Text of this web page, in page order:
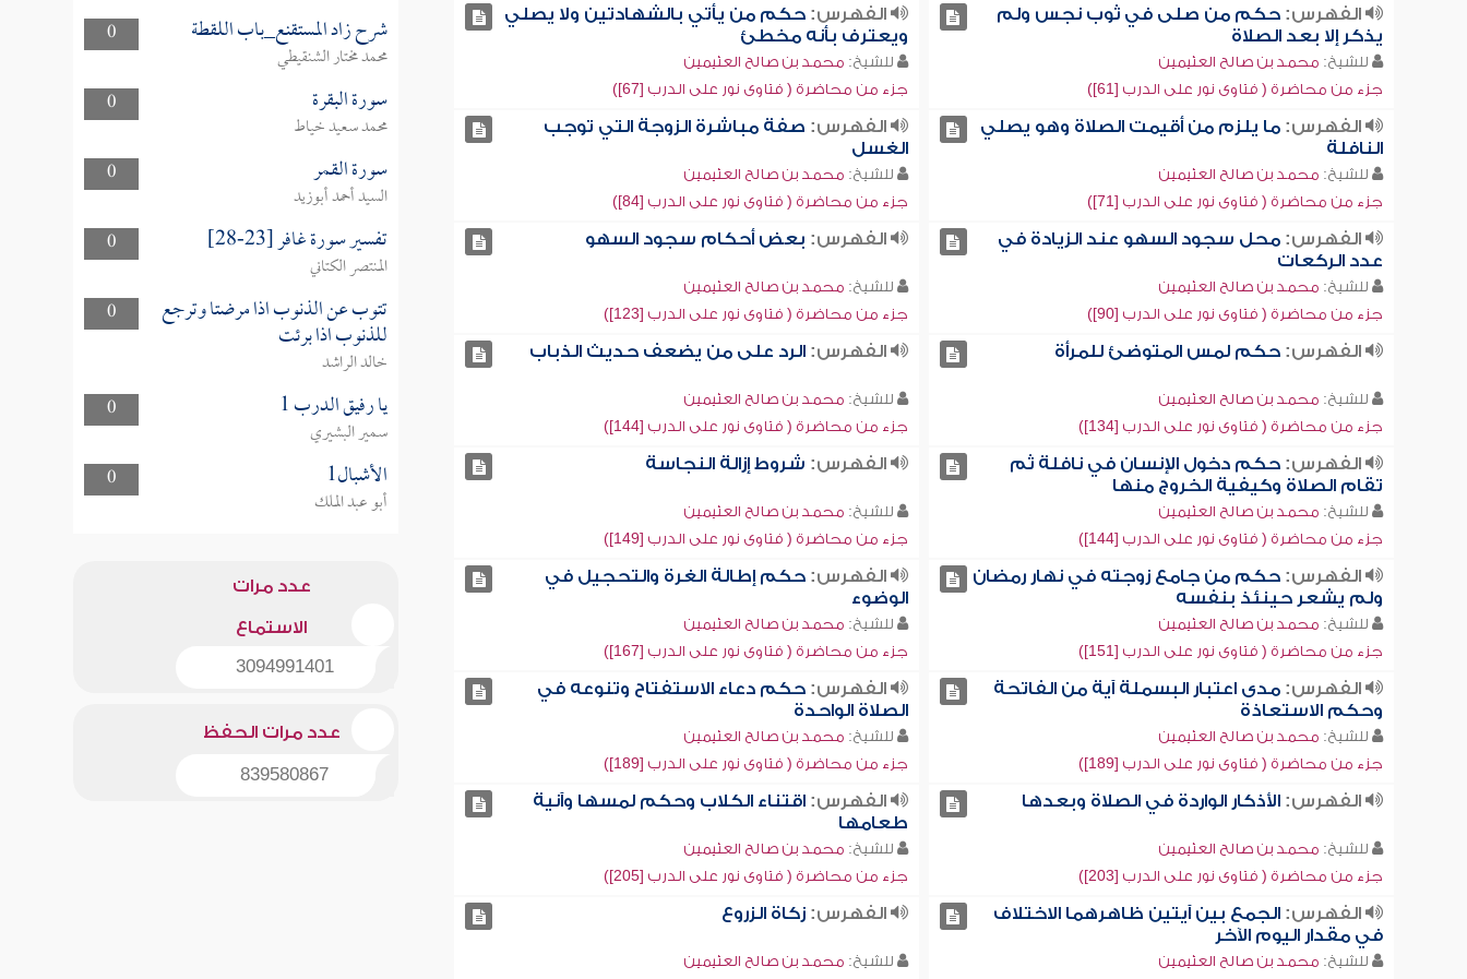
الفهرس:حكم من صلى في ثوب نجس ولم
يذكر إلا بعد الصلاة
للشيخ: محمد بن صالح العثيمين
جزء من محاضرة ( فتاوى نور على الدرب [61])
الفهرس: حكم من يأتي بالشهادتين ولا يصلي
ويعترف بأنه مخطئ
للشيخ: محمد بن صالح العثيمين
جزء من محاضرة ( فتاوى نور على الدرب [67])
الفهرس:ما يلزم من أقيمت الصلاة وهو يصلي
النافلة
للشيخ: محمد بن صالح العثيمين
جزء من محاضرة ( فتاوى نور على الدرب [71])
الفهرس: صفة مباشرة الزوجة التي توجب
الغسل
للشيخ: محمد بن صالح العثيمين
جزء من محاضرة ( فتاوى نور على الدرب [84])
الفهرس:محل سجود السهو عند الزيادة في
عدد الركعات
للشيخ: محمد بن صالح العثيمين
جزء من محاضرة ( فتاوى نور على الدرب [90])
الفهرس: بعض أحكام سجود السهو
للشيخ: محمد بن صالح العثيمين
جزء من محاضرة ( فتاوى نور على الدرب [123])
الفهرس:حكم لمس المتوضئ للمرأة
للشيخ: محمد بن صالح العثيمين
جزء من محاضرة ( فتاوى نور على الدرب [134])
الفهرس: الرد على من يضعف حديث الذباب
للشيخ: محمد بن صالح العثيمين
جزء من محاضرة ( فتاوى نور على الدرب [144])
الفهرس:حكم دخول الإنسان في نافلة ثم
تقام الصلاة وكيفية الخروج منها
للشيخ: محمد بن صالح العثيمين
جزء من محاضرة ( فتاوى نور على الدرب [144])
الفهرس: شروط إزالة النجاسة
للشيخ: محمد بن صالح العثيمين
جزء من محاضرة ( فتاوى نور على الدرب [149])
الفهرس:حكم من جامع زوجته في نهار رمضان
ولم يشعر حينئذ بنفسه
للشيخ: محمد بن صالح العثيمين
جزء من محاضرة ( فتاوى نور على الدرب [151])
الفهرس: حكم إطالة الغرة والتحجيل في
الوضوء
للشيخ: محمد بن صالح العثيمين
جزء من محاضرة ( فتاوى نور على الدرب [167])
الفهرس:مدى اعتبار البسملة آية من الفاتحة
وحكم الاستعاذة
للشيخ: محمد بن صالح العثيمين
جزء من محاضرة ( فتاوى نور على الدرب [189])
الفهرس: حكم دعاء الاستفتاح وتنوعه في
الصلاة الواحدة
للشيخ: محمد بن صالح العثيمين
جزء من محاضرة ( فتاوى نور على الدرب [189])
الفهرس:الأذكار الواردة في الصلاة وبعدها
للشيخ: محمد بن صالح العثيمين
جزء من محاضرة ( فتاوى نور على الدرب [203])
الفهرس: اقتناء الكلاب وحكم لمسها وآنية
طعامها
للشيخ: محمد بن صالح العثيمين
جزء من محاضرة ( فتاوى نور على الدرب [205])
الفهرس:الجمع بين آيتين ظاهرهما الاختلاف
في مقدار اليوم الآخر
للشيخ: محمد بن صالح العثيمين
الفهرس: زكاة الزروع
للشيخ: محمد بن صالح العثيمين
0 شرح زاد المستقنع_باب اللقطة
محمد مختار الشنقيطي
0
سورة البقرة
محمد سعيد خياط
0
سورة القمر
السيد أحمد أبوزيد
0
تفسير سورة غافر [23-28]
المنتصر الكتاني
0
تتوب عن الذنوب اذا مرضتا وترجع
للذنوب اذا برئت
خالد الراشد
0
يا رفيق الدرب 1
سمير البشيري
0
الأشبال1
أبو عبد الملك
عدد مرات
الاستماع
3094991401
عدد مرات الحفظ
839580867